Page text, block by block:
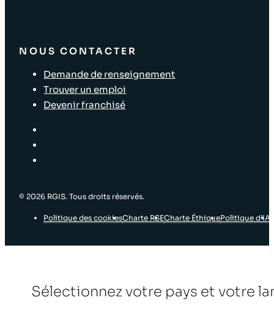
NOUS CONTACTER
Demande de renseignement
Trouver un emploi
Devenir franchisé
© 2026 RGIS. Tous droits réservés.
Politique des cookiesCharte RSECharte ÉthiquePolitique d’IA
Sélectionnez votre pays et votre